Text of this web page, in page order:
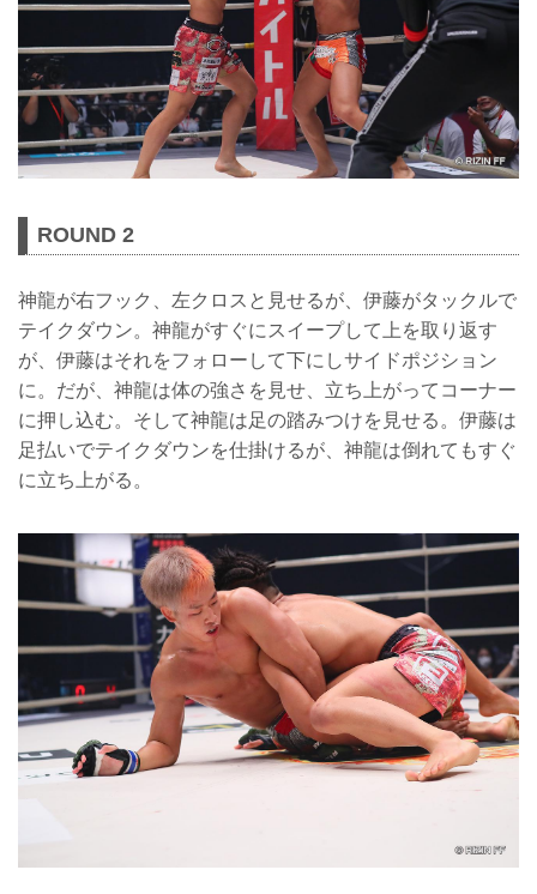
ROUND 2
神龍が右フック、左クロスと見せるが、伊藤がタックルで
テイクダウン。神龍がすぐにスイープして上を取り返す
が、伊藤はそれをフォローして下にしサイドポジション
に。だが、神龍は体の強さを見せ、立ち上がってコーナー
に押し込む。そして神龍は足の踏みつけを見せる。伊藤は
足払いでテイクダウンを仕掛けるが、神龍は倒れてもすぐ
に立ち上がる。